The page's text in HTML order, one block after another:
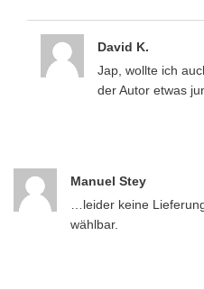
David K.
Jap, wollte ich
der Autor etwas
Manuel Stey
…leider keine
wählbar.